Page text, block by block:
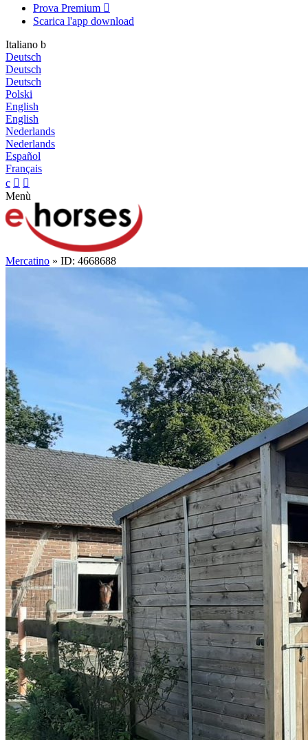
Prova Premium 
Scarica l'app download
Italiano b
Deutsch
Deutsch
Deutsch
Polski
English
English
Nederlands
Nederlands
Español
Français
c  
Menù
Mercatino » ID: 4668688